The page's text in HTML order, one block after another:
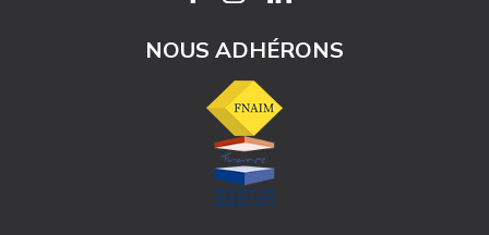
NOUS ADHÉRONS